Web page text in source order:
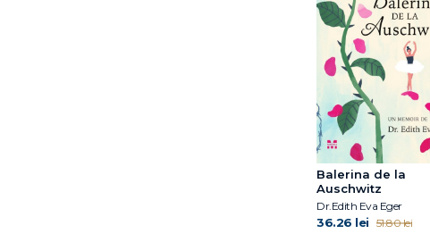
Balerina de la
Auschwitz
Dr.Edith Eva Eger
36.26 lei 51.80 lei